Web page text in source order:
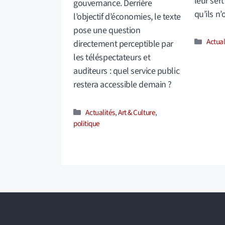
gouvernance. Derrière
l’objectif d’économies, le texte
pose une question
directement perceptible par
les téléspectateurs et
auditeurs : quel service public
restera accessible demain ?
Catégories
Actualités,Art & Culture,
politique
qu’ils